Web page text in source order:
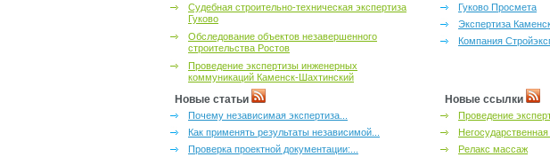
Судебная строительно-техническая экспертиза
Гуково
Обследование объектов незавершенного
строительства Ростов
Проведение экспертизы инженерных
коммуникаций Каменск-Шахтинский
Гуково Просмета
Экспертиза
Компания
Новые статьи
Почему независимая экспертиза...
Как применять результаты независимой...
Проверка проектной документации:...
Новые ссылки
Проведение
Негосударственная
Релакс массаж